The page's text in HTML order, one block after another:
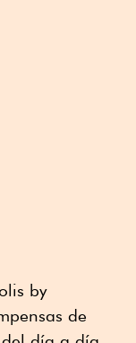
by
de